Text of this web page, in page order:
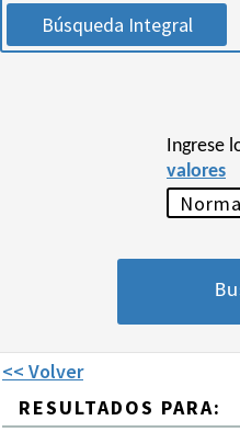
Búsqueda Integral
Ingrese
valores
<< Volver
RESULTADOS PARA: